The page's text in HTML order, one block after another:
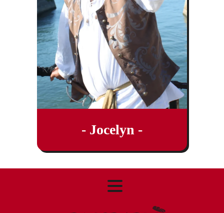
- Jocelyn -